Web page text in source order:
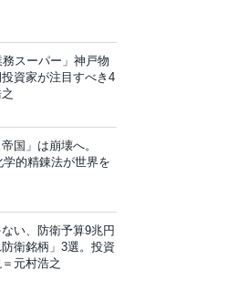
スーパー」神戸物
資家が注目すべき4
国」は崩壊へ。
的精錬法が世界を
い、防衛予算9兆円
衛銘柄」3選。投資
元村浩之